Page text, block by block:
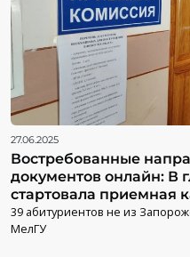
27.06.2025
Востребованные
документов онлайн: В
стартовала приемная
39 абитуриентов не из
МелГУ